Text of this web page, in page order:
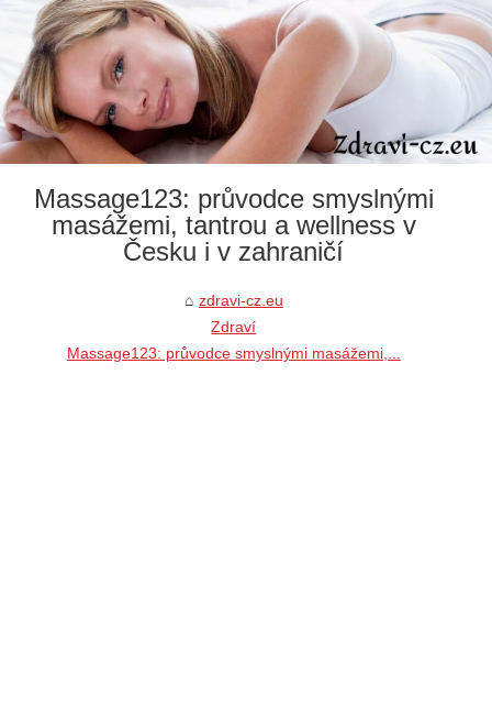
Massage123: průvodce smyslnými
masážemi, tantrou a wellness v
Česku i v zahraničí
zdravi-cz.eu
Zdraví
Massage123: průvodce smyslnými masážemi,...